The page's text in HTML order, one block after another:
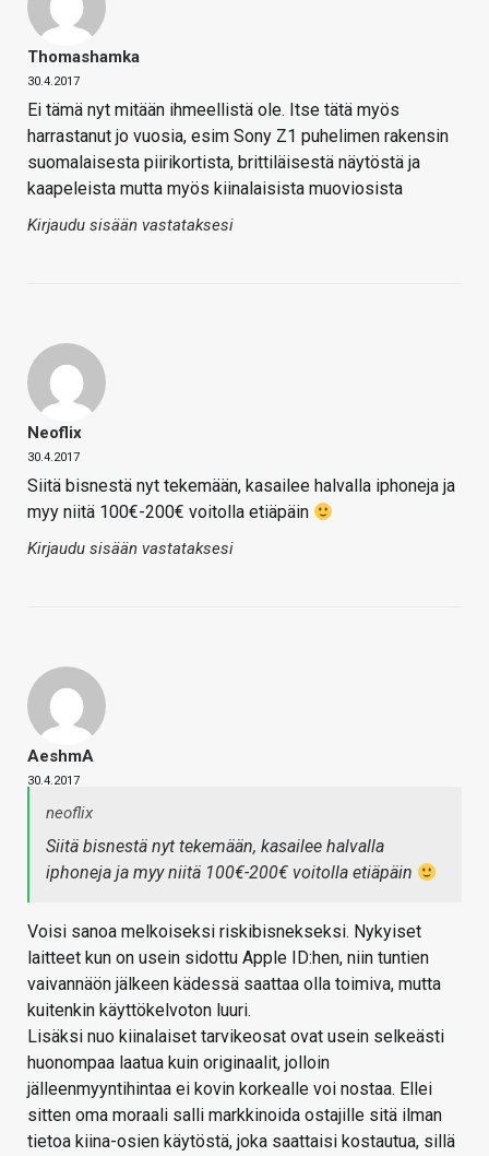
Thomashamka
30.4.2017
Ei tämä nyt mitään ihmeellistä ole. Itse tätä myös
harrastanut jo vuosia, esim Sony Z1 puhelimen rakensin
suomalaisesta piirikortista, brittiläisestä näytöstä ja
kaapeleista mutta myös kiinalaisista muoviosista
Kirjaudu sisään vastataksesi
Neoflix
30.4.2017
Siitä bisnestä nyt tekemään, kasailee halvalla iphoneja ja
myy niitä 100€-200€ voitolla etiäpäin
Kirjaudu sisään vastataksesi
AeshmA
30.4.2017
neoflix
Siitä bisnestä nyt tekemään, kasailee halvalla
iphoneja ja myy niitä 100€-200€ voitolla etiäpäin
Voisi sanoa melkoiseksi riskibisnekseksi. Nykyiset
laitteet kun on usein sidottu Apple ID:hen, niin tuntien
vaivannäön jälkeen kädessä saattaa olla toimiva, mutta
kuitenkin käyttökelvoton luuri.
Lisäksi nuo kiinalaiset tarvikeosat ovat usein selkeästi
huonompaa laatua kuin originaalit, jolloin
jälleenmyyntihintaa ei kovin korkealle voi nostaa. Ellei
sitten oma moraali salli markkinoida ostajille sitä ilman
tietoa kiina-osien käytöstä, joka saattaisi kostautua, sillä